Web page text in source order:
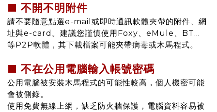
■ 不開不明附件
請不要隨意點選e-mail或即時通訊軟體夾帶的附件、網
址與e-card。建議您謹慎使用Foxy、eMule、BT...
等P2P軟體，其下載檔案可能夾帶病毒或木馬程式。
■ 不在公用電腦輸入帳號密碼
公用電腦被安裝木馬程式的可能性較高，個人機密可能
會被側錄。
使用免費無線上網，缺乏防火牆保護，電腦資料容易被